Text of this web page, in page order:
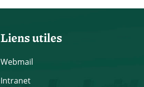
Liens utiles
Webmail
Intranet